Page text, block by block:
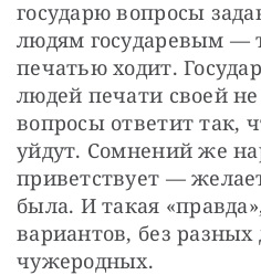
государю вопросы
людям государевым —
печатью ходит.
людей печати своей
вопросы ответит так,
уйдут. Сомнений же
приветствует —
была. И такая
вариантов, без разных
чужеродных.